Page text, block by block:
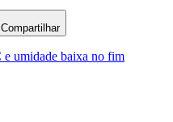
Compartilhar